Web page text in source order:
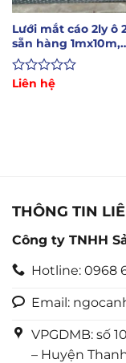
Lưới mắt cáo 2ly ô
sẵn hàng 1mx10m,
1m2x10m
Được
Liên hệ
THÔNG TIN
Công ty TNHH
Hotline: 0968
Email:
VPGDMB: số
– Huyện